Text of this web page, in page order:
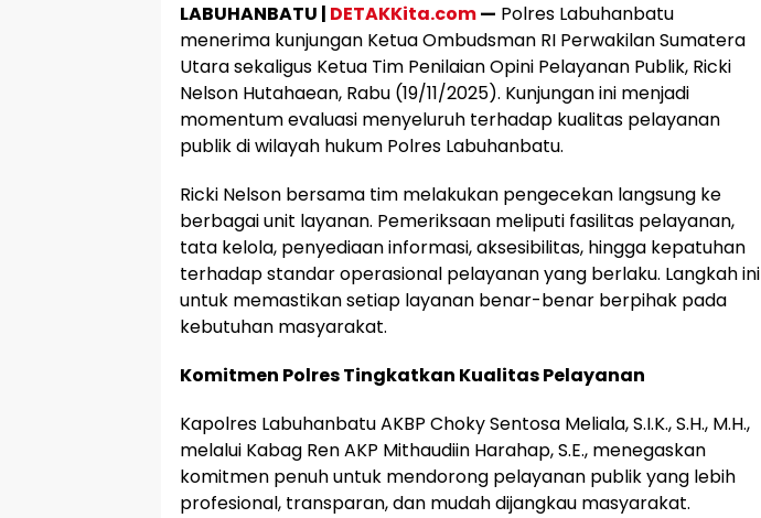
LABUHANBATU | DETAKKita.com— Polres Labuhanbatu
menerima kunjungan Ketua Ombudsman RI Perwakilan Sumatera
Utara sekaligus Ketua Tim Penilaian Opini Pelayanan Publik, Ricki
Nelson Hutahaean, Rabu (19/11/2025). Kunjungan ini menjadi
momentum evaluasi menyeluruh terhadap kualitas pelayanan
publik di wilayah hukum Polres Labuhanbatu.
Ricki Nelson bersama tim melakukan pengecekan langsung ke
berbagai unit layanan. Pemeriksaan meliputi fasilitas pelayanan,
tata kelola, penyediaan informasi, aksesibilitas, hingga kepatuhan
terhadap standar operasional pelayanan yang berlaku. Langkah ini
untuk memastikan setiap layanan benar-benar berpihak pada
kebutuhan masyarakat.
Komitmen Polres Tingkatkan Kualitas Pelayanan
Kapolres Labuhanbatu AKBP Choky Sentosa Meliala, S.I.K., S.H., M.H.,
melalui Kabag Ren AKP Mithaudiin Harahap, S.E., menegaskan
komitmen penuh untuk mendorong pelayanan publik yang lebih
profesional, transparan, dan mudah dijangkau masyarakat.